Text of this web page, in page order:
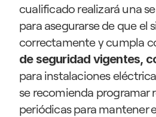
cualificado realizará una
para asegurarse de que el
correctamente y cumpla
de seguridad vigentes,
para instalaciones
se recomienda programar
periódicas para mantener